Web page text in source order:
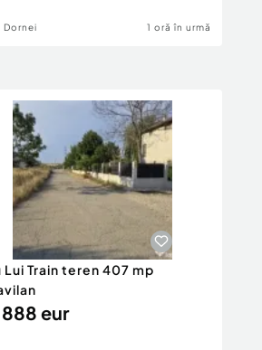
Dornei 1 oră în urmă
Lui Train teren 407 mp
eur